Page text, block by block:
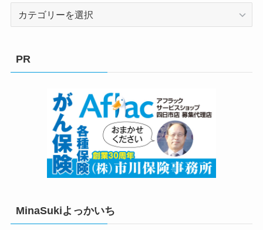
PR
MinaSukiよっかいち